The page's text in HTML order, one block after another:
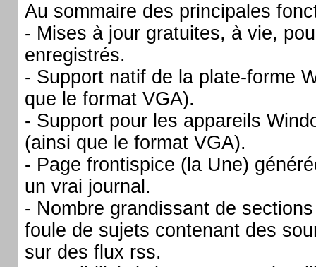
Au sommaire des principales
- Mises à jour gratuites, à vie,
enregistrés.
- Support natif de la plate-forme
que le format VGA).
- Support pour les appareils
(ainsi que le format VGA).
- Page frontispice (la Une)
un vrai journal.
- Nombre grandissant de
foule de sujets contenant des
sur des flux rss.